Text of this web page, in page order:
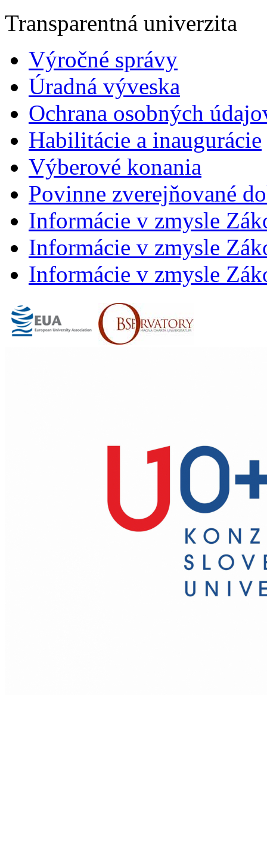
Transparentná univerzita
Výročné správy
Úradná výveska
Ochrana osobných
Habilitácie a inaugurácie
Výberové konania
Povinne zverejňované
Informácie v zmysle
Informácie v zmysle
Informácie v zmysle